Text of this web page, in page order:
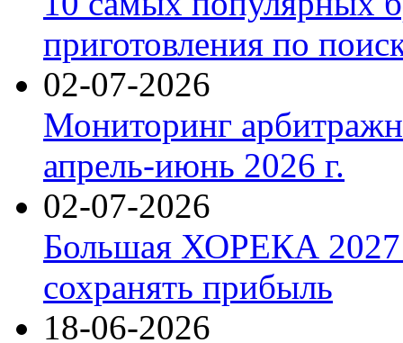
приготовления по
02-07-2026
Мониторинг
апрель-июнь 2026 г.
02-07-2026
Большая ХОРЕКА 2027:
сохранять прибыль
18-06-2026